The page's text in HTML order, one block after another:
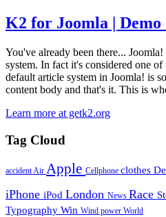
K2 for Joomla | Demo
You've already been there...
system. In fact it's considered one
default article system in Joomla! is
content body and that's it. This is
Learn more at getk2.org
Tag Cloud
accidentAir Apple Cellphone clothes
iPhone iPod London News Race
Typography Win Wind power World